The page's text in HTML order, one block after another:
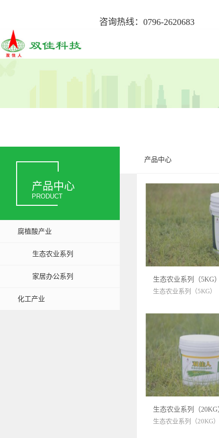
咨询热线：0796-2620683
产品中心
PRODUCT
腐植酸产业
生态农业系列
家居办公系列
化工产业
产品中心
生态农业系列（5KG
生态农业系列（5KG）
生态农业系列（20KG
生态农业系列（20KG）